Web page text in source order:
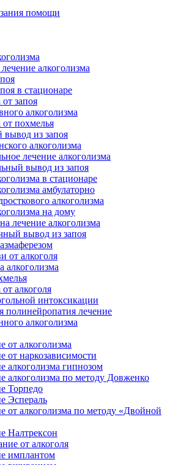
помощи
алкоголизма
в стационаре
запоя
алкоголизма
похмелья
из запоя
алкоголизма
лечение алкоголизма
вывод из запоя
в стационаре
амбулаторно
алкоголизма
на дому
лечение алкоголизма
вывод из запоя
от алкоголя
алкоголизма
алкоголя
интоксикации
полинейропатия лечение
алкоголизма
от алкоголизма
от наркозависимости
алкоголизма гипнозом
алкоголизма по методу Довженко
Торпедо
Эспераль
от алкоголизма по методу «Двойной
Налтрексон
от алкоголя
имплантом